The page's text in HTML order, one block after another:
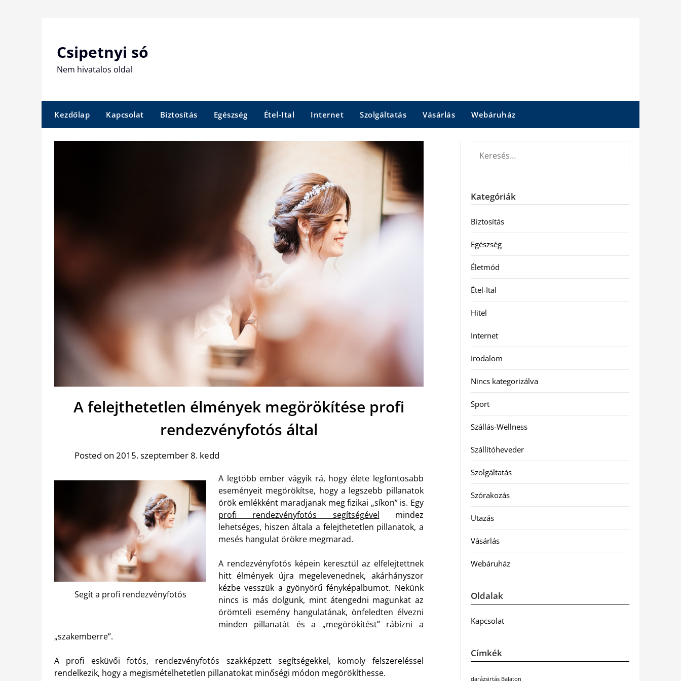
Csipetnyi só
Nem hivatalos oldal
Kezdőlap Kapcsolat Biztosítás Egészség Étel-Ital Internet Szolgáltatás Vásárlás Webáruház
A felejthetetlen élmények megörökítése profi
rendezvényfotós által
Posted on 2015. szeptember 8. kedd
Segít a profi rendezvényfotós
A legtöbb ember vágyik rá, hogy élete legfontosabb
eseményeit megörökítse, hogy a legszebb pillanatok
örök emlékként maradjanak meg fizikai „síkon” is. Egy
profi rendezvényfotós segítségével mindez
lehetséges, hiszen általa a felejthetetlen pillanatok, a
mesés hangulat örökre megmarad.
A rendezvényfotós képein keresztül az elfelejtettnek
hitt élmények újra megelevenednek, akárhányszor
kézbe vesszük a gyönyörű fényképalbumot. Nekünk
nincs is más dolgunk, mint átengedni magunkat az
örömteli esemény hangulatának, önfeledten élvezni
minden pillanatát és a „megörökítést” rábízni a
„szakemberre”.
A profi esküvői fotós, rendezvényfotós szakképzett segítségekkel, komoly felszereléssel
rendelkezik, hogy a megismételhetetlen pillanatokat minőségi módon megörökíthesse.
Kategóriák
Biztosítás
Egészség
Életmód
Étel-Ital
Hitel
Internet
Irodalom
Nincs kategorizálva
Sport
Szállás-Wellness
Szállítóheveder
Szolgáltatás
Szórakozás
Utazás
Vásárlás
Webáruház
Oldalak
Kapcsolat
Címkék
darázsirtás Balaton